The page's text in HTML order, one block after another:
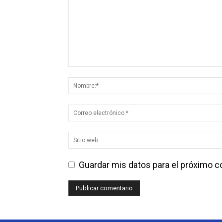
Guardar mis datos para el próximo